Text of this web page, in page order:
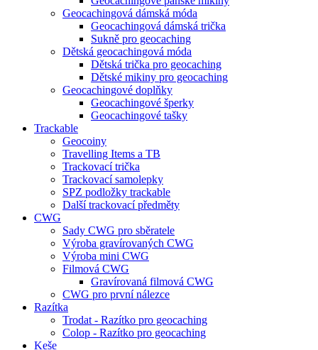
Geocachingová dámská móda
Geocachingová dámská trička
Sukně pro geocaching
Dětská geocachingová móda
Dětská trička pro geocaching
Dětské mikiny pro geocaching
Geocachingové doplňky
Geocachingové šperky
Geocachingové tašky
Trackable
Geocoiny
Travelling Items a TB
Trackovací trička
Trackovací samolepky
SPZ podložky trackable
Další trackovací předměty
CWG
Sady CWG pro sběratele
Výroba gravírovaných CWG
Výroba mini CWG
Filmová CWG
Gravírovaná filmová CWG
CWG pro první nálezce
Razítka
Trodat - Razítko pro geocaching
Colop - Razítko pro geocaching
Keše